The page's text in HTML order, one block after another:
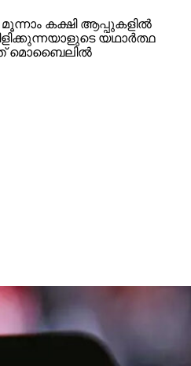
കക്ഷി ആപ്പുകളില്‍
യഥാര്‍ത്ഥ
മൊബൈലില്‍